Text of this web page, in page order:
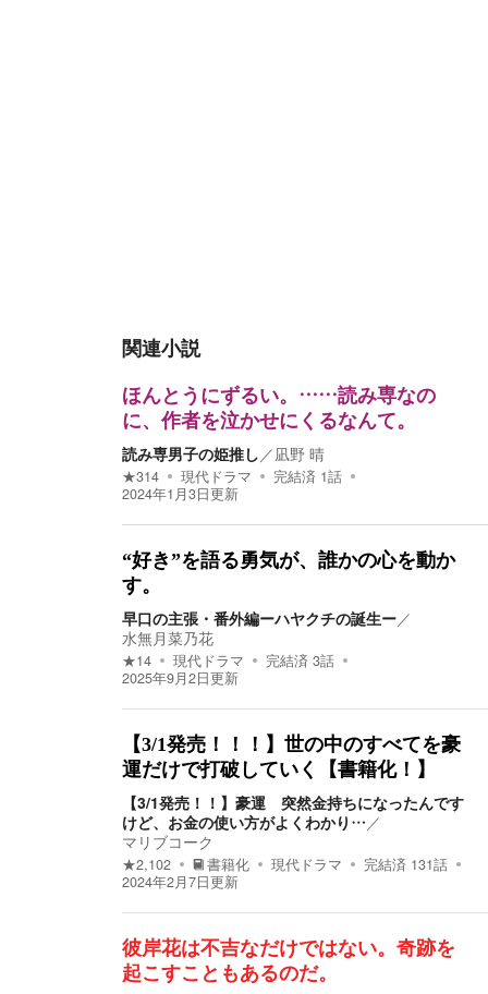
関連小説
ほんとうにずるい。……読み専なの
に、作者を泣かせにくるなんて。
読み専男子の姫推し／凪野 晴
★314 現代ドラマ 完結済 1話
2024年1月3日更新
“好き”を語る勇気が、誰かの心を動か
す。
早口の主張・番外編ーハヤクチの誕生ー／
水無月菜乃花
★14 現代ドラマ 完結済 3話
2025年9月2日更新
【3/1発売！！！】世の中のすべてを豪
運だけで打破していく【書籍化！】
【3/1発売！！】豪運 突然金持ちになったんです
けど、お金の使い方がよくわかり…／
マリブコーク
★2,102 書籍化 現代ドラマ 完結済 131話
2024年2月7日更新
彼岸花は不吉なだけではない。奇跡を
起こすこともあるのだ。